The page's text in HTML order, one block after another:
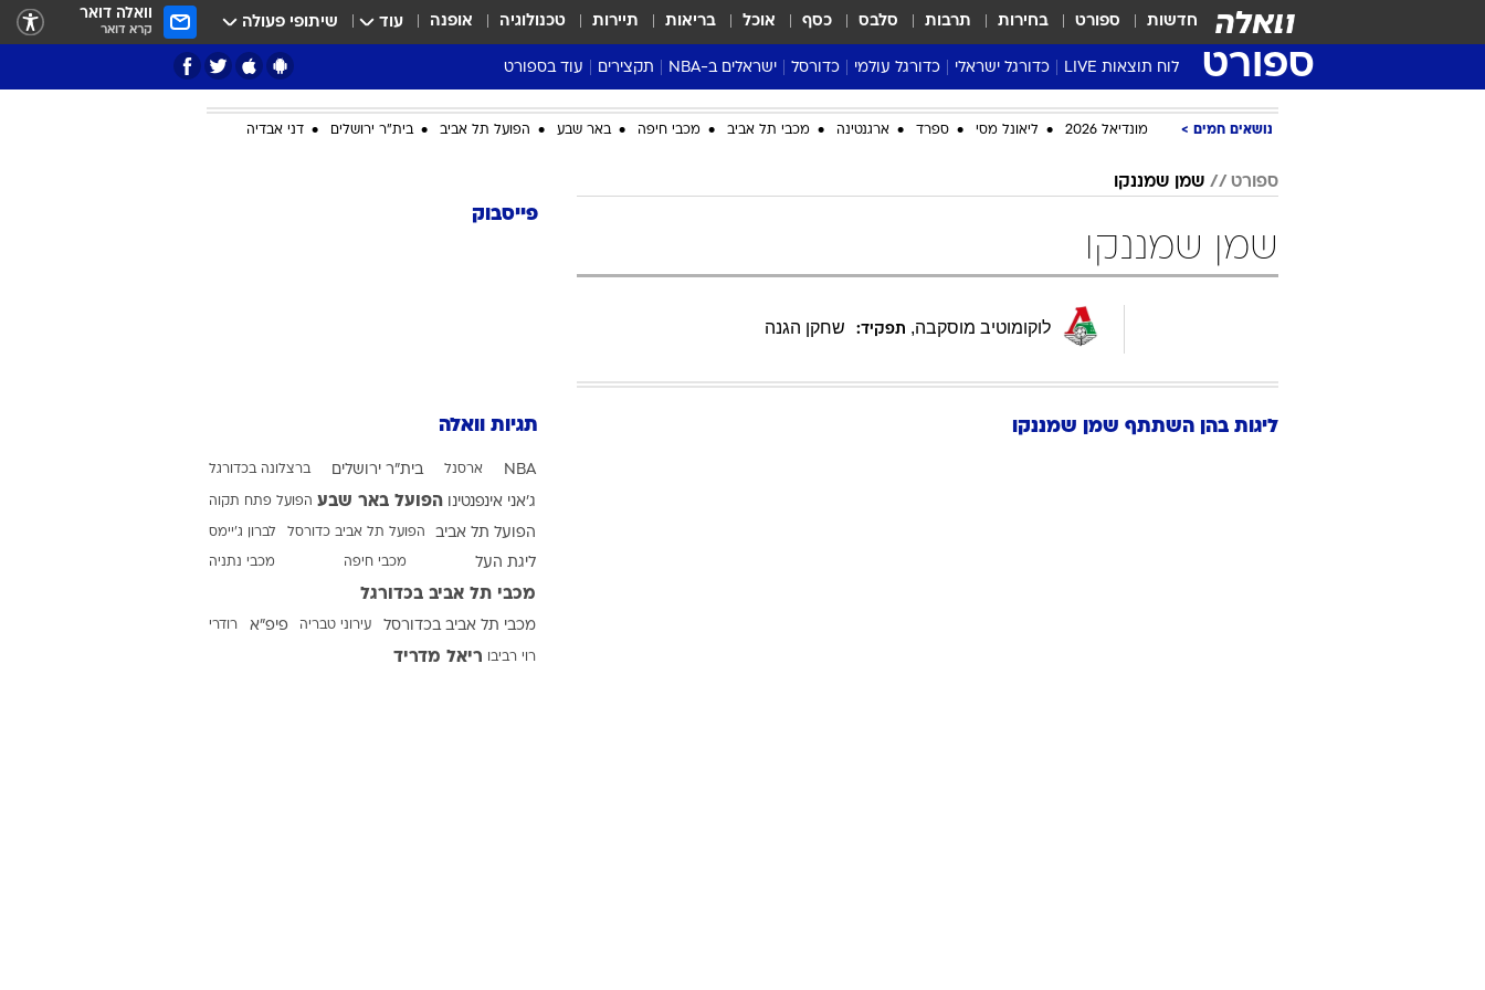
חדשות ספורט בחירות תרבות סלבס כסף אוכל בריאות תיירות טכנולוגיה אופנה עוד שיתופי פעולה וואלה דואר
קרא דואר
ספורט לוח תוצאות LIVE כדורגל ישראלי
ליגת העל Winner
נבחרות ישראל
ליגה א'
כדורגל עולמי
ליגה אנגלית
ליגת האלופות
דרום אמריקה
כדורסל
ליגת העל
כדורסל נשים
ישראלים ב-NBA
דני אבדיה
תקצירים עוד בספורט
מונדיאל 2026
NBA
פודקאסטים
אבא של שבת
ענפים נוספים
לוח שידורים
החידה של ספורט1
ארכיון מדורים מחוץ לקווים
נושאים חמים מונדיאל 2026 ליאונל מסי ספרד ארגנטינה מכבי תל אביב מכבי חיפה באר שבע הפועל תל אביב בית"ר ירושלים דני אבדיה
ספורט שמן שמננקו
שמן שמננקו
לוקומוטיב מוסקבה, תפקיד: שחקן הגנה
ליגות בהן השתתף שמן שמננקו
פייסבוק
תגיות וואלה
NBA ארסנל בית"ר ירושלים ברצלונה בכדורגל
ג'אני אינפנטינו הפועל באר שבע הפועל פתח תקוה
הפועל תל אביב הפועל תל אביב כדורסל לברון ג'יימס
ליגת העל מכבי חיפה מכבי נתניה
מכבי תל אביב בכדורגל
מכבי תל אביב בכדורסל עירוני טבריה פיפ"א רודרי
רוי רביבו ריאל מדריד